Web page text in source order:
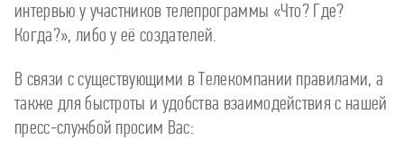
интервью у участников телепрограммы «Что? Где?
Когда?», либо у её создателей.
В связи с существующими в Телекомпании правилами, а
также для быстроты и удобства взаимодействия с нашей
пресс-службой просим Вас: